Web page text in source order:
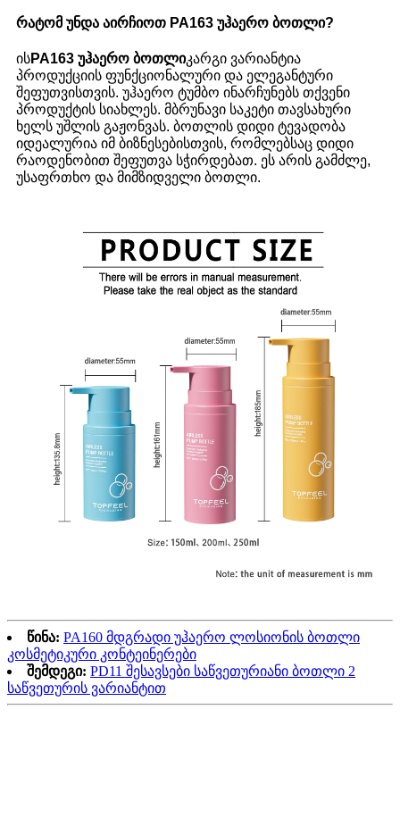
რატომ უნდა აირჩიოთ PA163 უჰაერო ბოთლი?
ისPA163 უჰაერო ბოთლიკარგი ვარიანტია
პროდუქციის ფუნქციონალური და ელეგანტური
შეფუთვისთვის. უჰაერო ტუმბო ინარჩუნებს თქვენი
პროდუქტის სიახლეს. მბრუნავი საკეტი თავსახური
ხელს უშლის გაჟონვას. ბოთლის დიდი ტევადობა
იდეალურია იმ ბიზნესებისთვის, რომლებსაც დიდი
რაოდენობით შეფუთვა სჭირდებათ. ეს არის გამძლე,
უსაფრთხო და მიმზიდველი ბოთლი.
წინა: PA160 მდგრადი უჰაერო ლოსიონის ბოთლი
კოსმეტიკური კონტეინერები
შემდეგი: PD11 შესავსები საწვეთურიანი ბოთლი 2
საწვეთურის ვარიანტით